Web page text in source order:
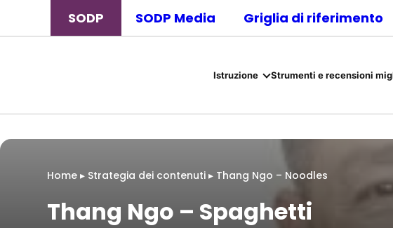
SODP SODP Media Griglia di riferimento
Istruzione Strumenti e recensioni
Home ▸ Strategia dei contenuti ▸ Thang Ngo – Noodles
Thang Ngo – Spaghetti